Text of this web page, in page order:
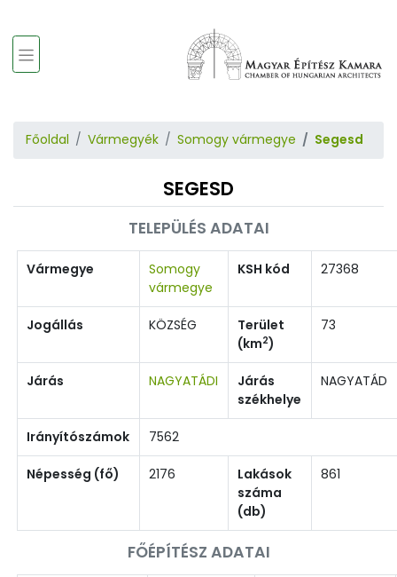
Főoldal Vármegyék Somogy vármegye Segesd
SEGESD
TELEPÜLÉS ADATAI
Vármegye
Somogy
vármegye
KSH kód 27368
Jogállás KÖZSÉG
Terület
(km2)
73
Járás NAGYATÁDI
Járás
székhelye
NAGYATÁD
Irányítószámok 7562
Népesség (fő) 2176
Lakások
száma
(db)
861
FŐÉPÍTÉSZ ADATAI